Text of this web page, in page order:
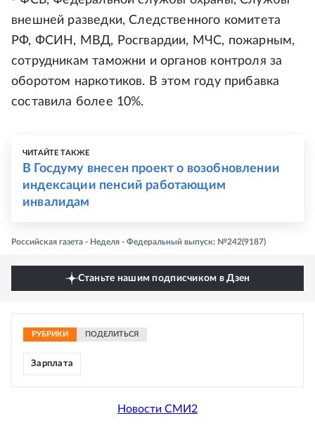
внешней разведки, Следственного комитета
РФ, ФСИН, МВД, Росгвардии, МЧС, пожарным,
сотрудникам таможни и органов контроля за
оборотом наркотиков. В этом году прибавка
составила более 10%.
ЧИТАЙТЕ ТАКЖЕ
В Госдуму внесен проект о возобновлении
индексации пенсий работающим
инвалидам
Российская газета - Неделя - Федеральный выпуск: №242(9187)
Станьте нашим подписчиком в Дзен
РУБРИКИ ПОДЕЛИТЬСЯ
Зарплата
Новости СМИ2